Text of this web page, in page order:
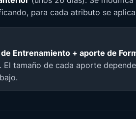
para cada atributo se
Entrenamiento + aporte de
. El tamaño de cada aporte